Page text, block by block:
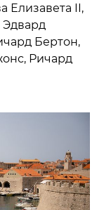
Елизавета II,
Эдвард
Бертон,
Ричард